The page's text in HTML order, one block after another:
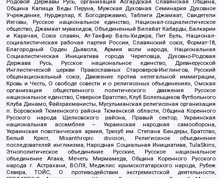
Община Капища Веды Перуна, Мужская Духовная Семинария Духовное
Учреждение, Нурджулар, К Богодержавию, Таблиги Джамаат, Свидетели
Иеговы, Русское национальное единство, Национал-социалистическое
общество, Джамаат мувахидов, Объединенный Вилайат Кабарды, Балкарии
и Карачая, Союз славян, Ат-Такфир Валь-Хиджра, Пит Буль, Национал-
социалистическая рабочая партия России, Славянский союз, Формат-18,
Благородный Орден Дьявола, Армия воли народа, Национальная
Социалистическая Инициатива города Череповца, Духовно-Родовая
Держава Русь, Русское национальное единство, Древнерусской
Инглистической церкви Православных Староверов-Инглингов, Русский
общенациональный союз, Движение против нелегальной иммиграции,
Кровь и Честь, О свободе совести и о религиозных объединениях, Омская
организация общественного политического движения Русское
национальное единство, Северное Братство, Клуб Болельщиков Футбольного
Клуба Динамо, Файзрахманисты, Мусульманская религиозная организация
п. Боровский Тюменского района Тюменской области, Община Коренного
Русского народа Щелковского района, Правый сектор, Украинская
национальная ассамблея – Украинская народная самооборона,
Украинская повстанческая армия, Тризуб им. Степана Бандеры, Братство,
Белый Крест, Misanthropic division, Религиозное объединение
последователей инглиизма, Народная Социальная Инициатива, TulaSkins,
Этнополитическое объединение Русские, Русское национальное
объединение Атака, Мечеть Мирмамеда, Община Коренного Русского
народа г. Астрахани, ВОЛЯ, Меджлис крымскотатарского народа, Рубеж
Севера, ТОЙС, О противодействии экстремистской деятельности,